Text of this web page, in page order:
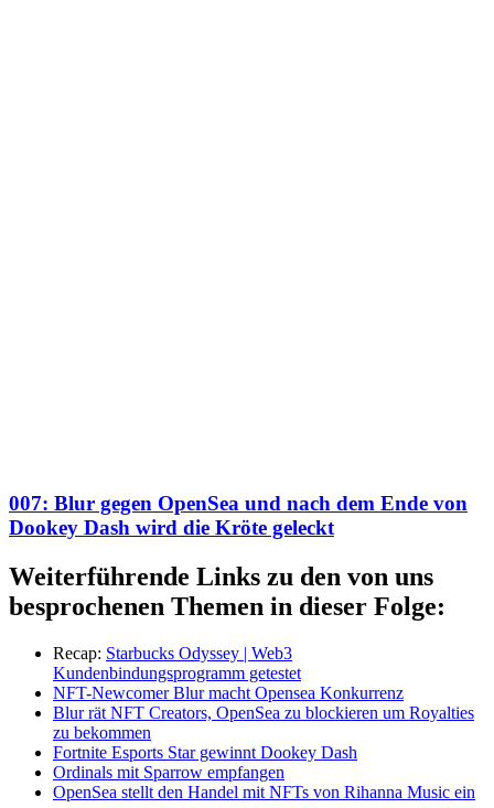
007: Blur gegen OpenSea und nach dem Ende von
Dookey Dash wird die Kröte geleckt
Weiterführende Links zu den von uns
besprochenen Themen in dieser Folge:
Recap: Starbucks Odyssey | Web3
Kundenbindungsprogramm getestet
NFT-Newcomer Blur macht Opensea Konkurrenz
Blur rät NFT Creators, OpenSea zu blockieren um Royalties
zu bekommen
Fortnite Esports Star gewinnt Dookey Dash
Ordinals mit Sparrow empfangen
OpenSea stellt den Handel mit NFTs von Rihanna Music ein